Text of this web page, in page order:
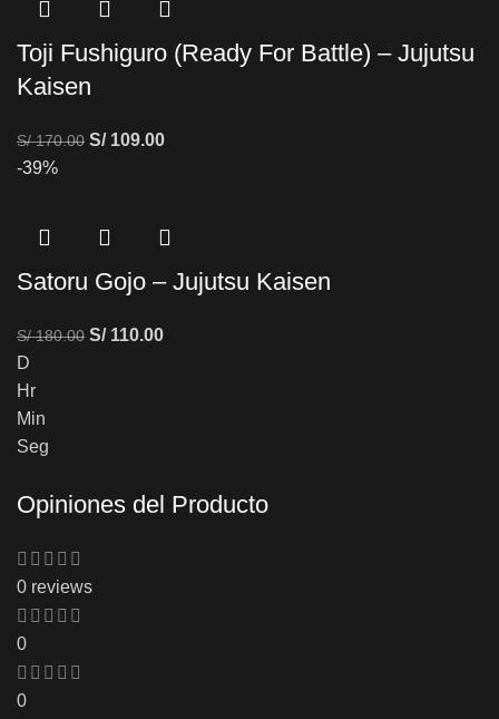
Toji Fushiguro (Ready For Battle) – Jujutsu
Kaisen
S/170.00 S/109.00
-39%
Satoru Gojo – Jujutsu Kaisen
S/180.00 S/110.00
D
Hr
Min
Seg
Opiniones del Producto
0 reviews
0
0